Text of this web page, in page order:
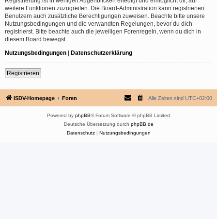
weitere Funktionen zuzugreifen. Die Board-Administration kann registrierten
Benutzern auch zusätzliche Berechtigungen zuweisen. Beachte bitte unsere
Nutzungsbedingungen und die verwandten Regelungen, bevor du dich
registrierst. Bitte beachte auch die jeweiligen Forenregeln, wenn du dich in
diesem Board bewegst.
Nutzungsbedingungen | Datenschutzerklärung
Registrieren
ISDV-Homepage Foren Alle Zeiten sind UTC+02:00
Powered by phpBB® Forum Software © phpBB Limited
Deutsche Übersetzung durch phpBB.de
Datenschutz| Nutzungsbedingungen